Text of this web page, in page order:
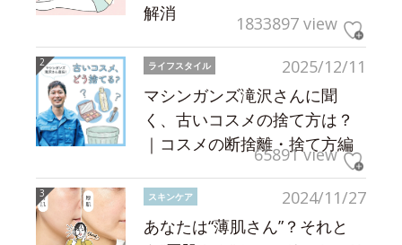
解消
1833897 view
2025/12/11
ライフスタイル
マシンガンズ滝沢さんに聞
く、古いコスメの捨て方は？
｜コスメの断捨離・捨て方編
65891 view
2024/11/27
スキンケア
あなたは“薄肌さん”？それと